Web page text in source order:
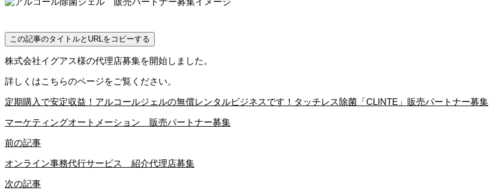
この記事のタイトルとURLをコピーする
株式会社イグアス様の代理店募集を開始しました。
詳しくはこちらのページをご覧ください。
定期購入で安定収益！アルコールジェルの無償レンタルビジネスです！タッチレス除菌「CLINTE」販売パートナー募集
マーケティングオートメーション 販売パートナー募集
前の記事
オンライン事務代行サービス 紹介代理店募集
次の記事